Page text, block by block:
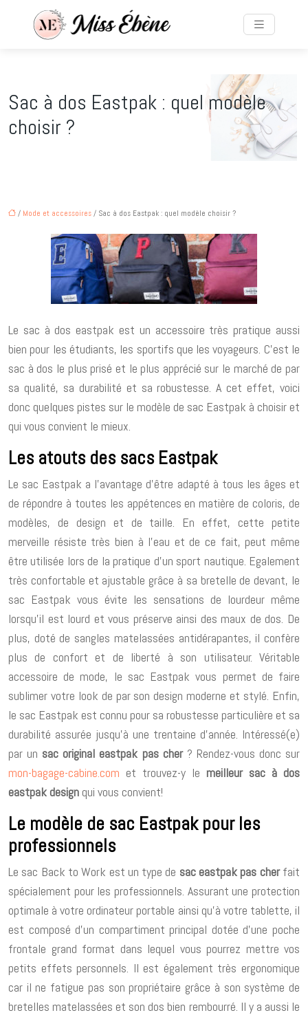
Sac à dos Eastpak : quel modèle
choisir ?
/ Mode et accessoires / Sac à dos Eastpak : quel modèle choisir ?
Le sac à dos eastpak est un accessoire très pratique aussi
bien pour les étudiants, les sportifs que les voyageurs. C’est le
sac à dos le plus prisé et le plus apprécié sur le marché de par
sa qualité, sa durabilité et sa robustesse. A cet effet, voici
donc quelques pistes sur le modèle de sac Eastpak à choisir et
qui vous convient le mieux.
Les atouts des sacs Eastpak
Le sac Eastpak a l’avantage d’être adapté à tous les âges et
de répondre à toutes les appétences en matière de coloris, de
modèles, de design et de taille. En effet, cette petite
merveille résiste très bien à l’eau et de ce fait, peut même
être utilisée lors de la pratique d’un sport nautique. Egalement
très confortable et ajustable grâce à sa bretelle de devant, le
sac Eastpak vous évite les sensations de lourdeur même
lorsqu’il est lourd et vous préserve ainsi des maux de dos. De
plus, doté de sangles matelassées antidérapantes, il confère
plus de confort et de liberté à son utilisateur. Véritable
accessoire de mode, le sac Eastpak vous permet de faire
sublimer votre look de par son design moderne et stylé. Enfin,
le sac Eastpak est connu pour sa robustesse particulière et sa
durabilité assurée jusqu’à une trentaine d’année. Intéressé(e)
par un sac original eastpak pas cher? Rendez-vous donc sur
mon-bagage-cabine.com et trouvez-y le meilleur sac à dos
eastpak design qui vous convient!
Le modèle de sac Eastpak pour les
professionnels
Le sac Back to Work est un type de sac eastpak pas cherfait
spécialement pour les professionnels. Assurant une protection
optimale à votre ordinateur portable ainsi qu’à votre tablette, il
est composé d’un compartiment principal dotée d’une poche
frontale grand format dans lequel vous pourrez mettre vos
petits effets personnels. Il est également très ergonomique
car il ne fatigue pas son propriétaire grâce à son système de
bretelles matelassées et son dos bien rembourré. Il y a aussi le